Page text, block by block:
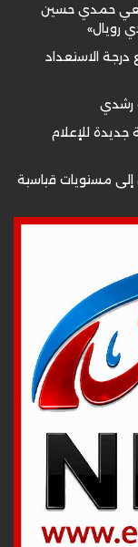
ربيعي حمدي حسين
رويال»
الاستعداد
رشدي
جديدة للإعلام
إلى مستويات قياسية